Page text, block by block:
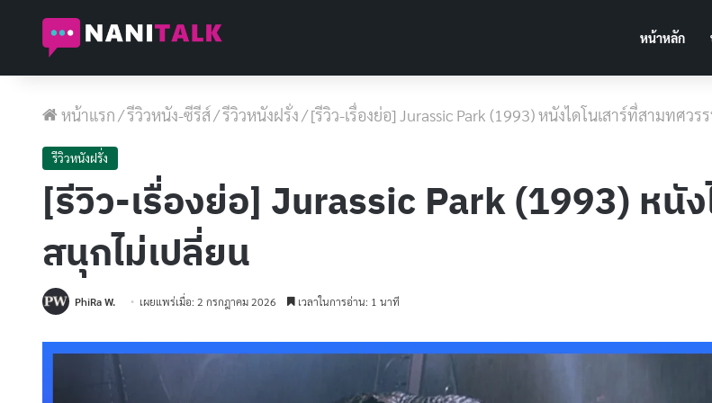
หน้าหลัก
หน้าแรก/รีวิวหนัง-ซีรีส์/รีวิวหนังฝรั่ง/[รีวิว-เรื่องย่อ] Jurassic Park (1993) หนังไดโนเสาร์ที่สามทศว
รีวิวหนังฝรั่ง
[รีวิว-เรื่องย่อ] Jurassic Park (1993) หนั
สนุกไม่เปลี่ยน
PhiRa W. เผยแพร่เมื่อ: 2 กรกฎาคม 2026 เวลาในการอ่าน: 1 นาที